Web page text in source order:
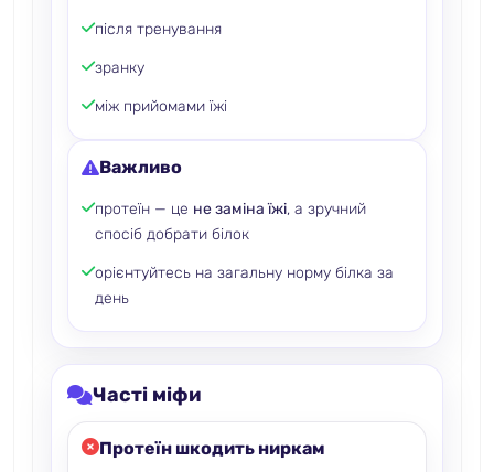
після тренування
зранку
між прийомами їжі
Важливо
протеїн — це не заміна їжі, а зручний
спосіб добрати білок
орієнтуйтесь на загальну норму білка за
день
Часті міфи
Протеїн шкодить ниркам